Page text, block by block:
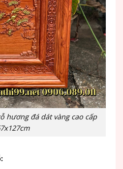
hương đá dát vàng cao cấp